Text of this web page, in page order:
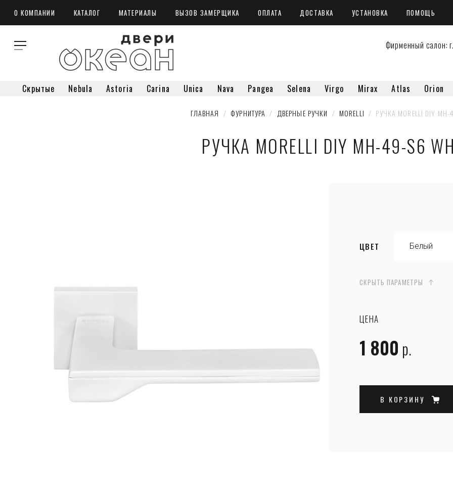
О КОМПАНИИ КАТАЛОГ МАТЕРИАЛЫ ВЫЗОВ ЗАМЕРЩИКА ОПЛАТА ДОСТАВКА УСТАНОВКА ПОМОЩЬ
Фирменный салон:
Скрытые Nebula Astoria Carina Unica Nava Pangea Selena Virgo Mirax Atlas Orion
ГЛАВНАЯ
  /
ФУРНИТУРА
  /
ДВЕРНЫЕ РУЧКИ
  /
MORELLI
/  РУЧКА MORELLI DIY
РУЧКА MORELLI DIY MH-49-S6
ЦВЕТ
СКРЫТЬ ПАРАМЕТРЫ
ЦЕНА
1 800 р.
В КОРЗИНУ